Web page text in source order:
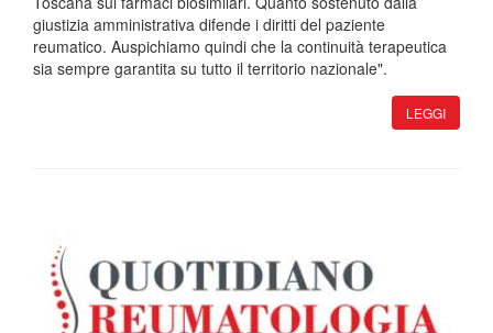
giustizia amministrativa difende i diritti del paziente
reumatico. Auspichiamo quindi che la continuità terapeutica
sia sempre garantita su tutto il territorio nazionale".
LEGGI